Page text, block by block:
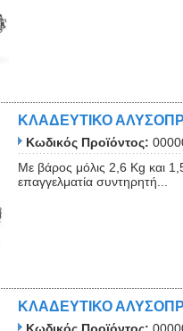
ΚΛΑΔΕΥΤΙΚΟ
Κωδικός Προϊόντος:
Με βάρος μόλις 2,6 Kg και
επαγγελματία συντηρητή...
ΚΛΑΔΕΥΤΙΚΟ